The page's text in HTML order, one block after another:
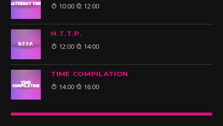
10:00 12:00
H.T.T.P.
12:00 14:00
TIME COMPILATION
14:00 16:00